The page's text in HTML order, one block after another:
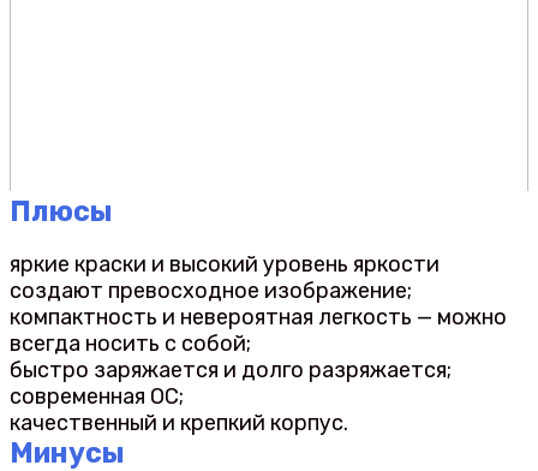
Плюсы
яркие краски и высокий уровень яркости
создают превосходное изображение;
компактность и невероятная легкость — можно
всегда носить с собой;
быстро заряжается и долго разряжается;
современная ОС;
качественный и крепкий корпус.
Минусы